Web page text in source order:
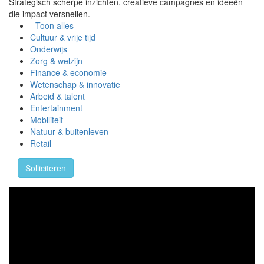
die impact versnellen.
- Toon alles -
Cultuur & vrije tijd
Onderwijs
Zorg & welzijn
Finance & economie
Wetenschap & innovatie
Arbeid & talent
Entertainment
Mobiliteit
Natuur & buitenleven
Retail
Solliciteren